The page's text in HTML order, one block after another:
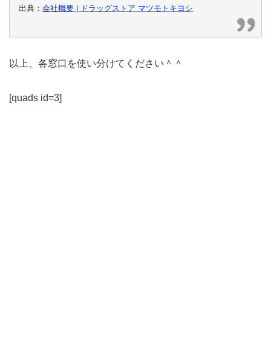
出典： 会社概要 | ドラッグストア マツモトキヨシ
以上、各窓口を使い分けてください＾＾
[quads id=3]